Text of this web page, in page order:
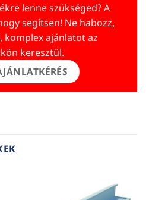
lenne szükséged? A
segítsen! Ne habozz,
komplex ajánlatot az
keresztül.